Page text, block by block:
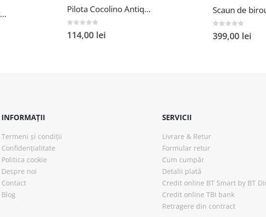
Suport magnetic pentru servetele de bucatarie Wenko Ima Black metal 30x6x6.5 cm negru Pilota Cocolino Antique Alcam 140x200 cm din Microfibra si Fleece pentru Confort Premium
114,00 lei 399,00 lei
INFORMAȚII
Termeni și condiții
Confidențialitate
Politica cookie
Despre noi
Contact
Blog
SERVICII
Livrare & Retur
Formular retur
Cum cumpăr
Detalii plată
Credit online BT Smart by BT
Credit online TBI bank
Retragere din contract